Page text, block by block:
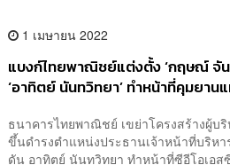
1 เมษายน 2022
แบงก์ไทยพาณิชย์แต่งตั้ง ‘กฤษณ์ จัน
‘อาทิตย์ นันทวิทยา’ ทำหน้าที่คุมยาน
ธนาคารไทยพาณิชย์ เขย่าโครงสร้างผู้บ
ขึ้นดำรงตำแหน่งประธานเจ้าหน้าที่บริห
ดัน อาทิตย์ นันทวิทยา ทำหน้าที่ซีอีโอเอ